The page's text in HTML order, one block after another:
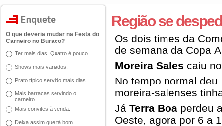
O que deveria mudar na Festa do
Carneiro no Buraco?
Ter mais dias. Quatro é pouco.
Shows mais variados.
Prato típico servido mais dias.
Mais barracas servindo o
carneiro.
Mais convites à venda.
Deixa assim que tá bom.
Região se
Os dois times da
de semana da Copa
Moreira Sales caiu
No tempo normal
moreira-salenses
Já Terra Boa perdeu
Oeste, agora por 6 a